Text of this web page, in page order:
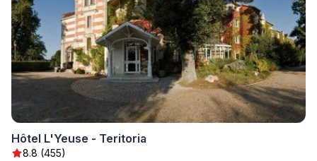
Hôtel L'Yeuse - Teritoria
8.8 (455)